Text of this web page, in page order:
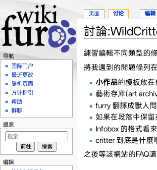
討論
練習編輯不同類型的
將我遇到的問題條列在
小作品的模板放
藝術存庫(art
furry 翻譯成獸人
如果在段落中保
Infobox 的格式看
critter 到底是什麼
之後等該網站的FAQ
页面 讨论 编辑
导航
国际门户
最近更改
随机页面
方针指引
帮助
群聊
搜索
编辑